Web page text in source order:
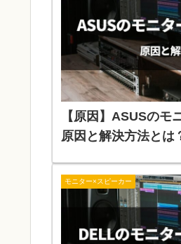
【原因】ASUSのモ
原因と解決方法とは
モニター×スピーカー